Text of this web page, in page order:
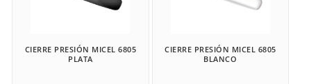
CIERRE PRESIÓN MICEL 6805
PLATA
CIERRE PRESIÓN MICEL 6805
BLANCO